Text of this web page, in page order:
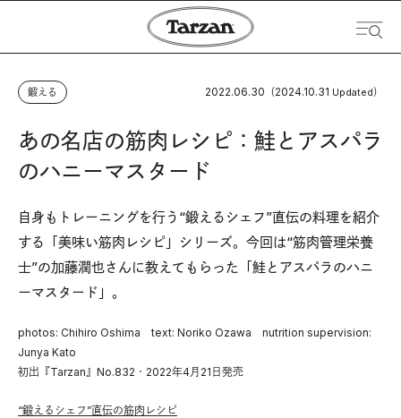
鍛える 2022.06.30 （2024.10.31 Updated）
あの名店の筋肉レシピ：鮭とアスパラ
のハニーマスタード
自身もトレーニングを行う“鍛えるシェフ”直伝の料理を紹介
する「美味い筋肉レシピ」シリーズ。今回は“筋肉管理栄養
士”の加藤潤也さんに教えてもらった「鮭とアスパラのハニ
ーマスタード」。
photos: Chihiro Oshima text: Noriko Ozawa nutrition supervision:
Junya Kato
初出『Tarzan』No.832・2022年4月21日発売
“鍛えるシェフ”直伝の筋肉レシピ